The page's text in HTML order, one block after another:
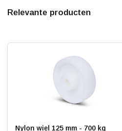
Rolweerstand:
Relevante producten
Nylon wiel 125 mm - 700 kg